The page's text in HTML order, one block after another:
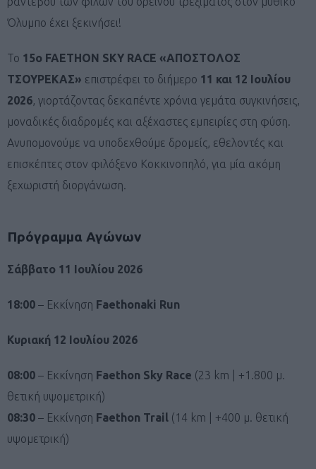
Όλυμπο έχει ξεκινήσει!
Το 15ο FAETHON SKY RACE «ΑΠΟΣΤΟΛΟΣ
ΤΣΟΥΡΕΚΑΣ» επιστρέφει το διήμερο 11 και 12 Ιουλίου
2026, γιορτάζοντας δεκαπέντε χρόνια γεμάτα συγκινήσεις,
μοναδικές διαδρομές και αξέχαστες εμπειρίες στη φύση.
Ανυπομονούμε να υποδεχθούμε δρομείς, εθελοντές και
επισκέπτες στον φιλόξενο Κοκκινοπηλό, για μία ακόμη
ξεχωριστή διοργάνωση.
Πρόγραμμα Αγώνων
Σάββατο 11 Ιουλίου 2026
18:00 – Εκκίνηση Faethonaki Run
Κυριακή 12 Ιουλίου 2026
08:00 – Εκκίνηση Faethon Sky Race (23 km | +1.800 μ.
θετική υψομετρική)
08:30 – Εκκίνηση Faethon Trail (14 km | +400 μ. θετική
υψομετρική)